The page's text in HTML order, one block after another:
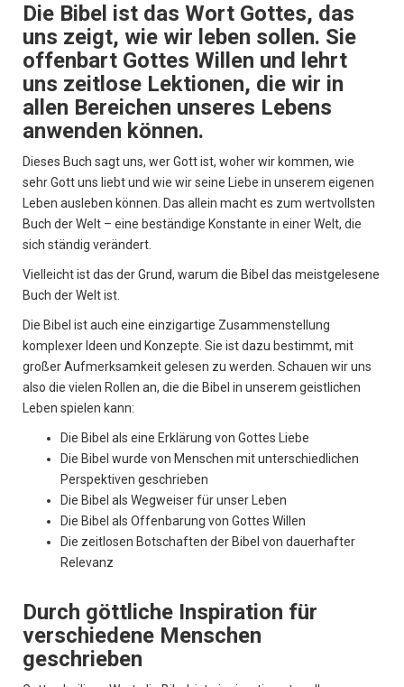
Die Bibel ist das Wort Gottes, das
uns zeigt, wie wir leben sollen. Sie
offenbart Gottes Willen und lehrt
uns zeitlose Lektionen, die wir in
allen Bereichen unseres Lebens
anwenden können.
Dieses Buch sagt uns, wer Gott ist, woher wir kommen, wie
sehr Gott uns liebt und wie wir seine Liebe in unserem eigenen
Leben ausleben können. Das allein macht es zum wertvollsten
Buch der Welt – eine beständige Konstante in einer Welt, die
sich ständig verändert.
Vielleicht ist das der Grund, warum die Bibel das meistgelesene
Buch der Welt ist.
Die Bibel ist auch eine einzigartige Zusammenstellung
komplexer Ideen und Konzepte. Sie ist dazu bestimmt, mit
großer Aufmerksamkeit gelesen zu werden. Schauen wir uns
also die vielen Rollen an, die die Bibel in unserem geistlichen
Leben spielen kann:
Die Bibel als eine Erklärung von Gottes Liebe
Die Bibel wurde von Menschen mit unterschiedlichen
Perspektiven geschrieben
Die Bibel als Wegweiser für unser Leben
Die Bibel als Offenbarung von Gottes Willen
Die zeitlosen Botschaften der Bibel von dauerhafter
Relevanz
Durch göttliche Inspiration für
verschiedene Menschen
geschrieben